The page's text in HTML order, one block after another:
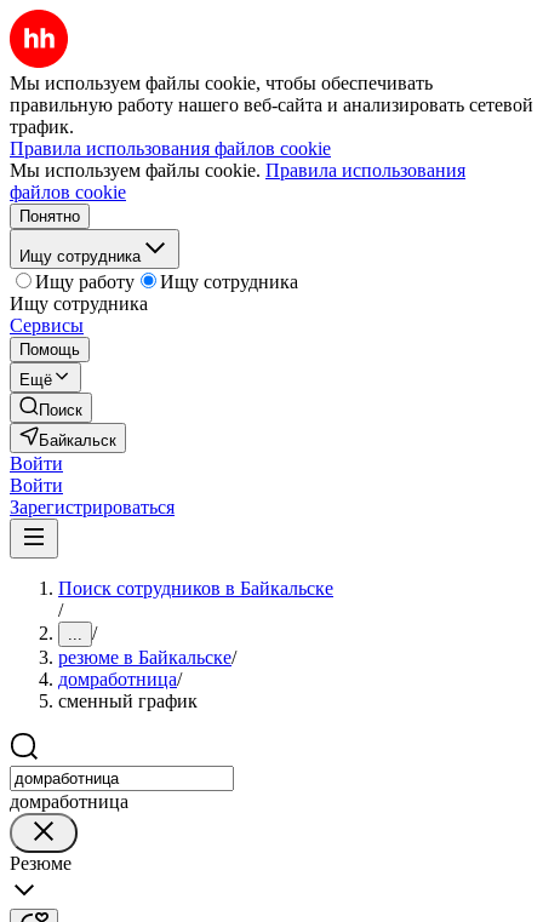
Мы используем файлы cookie, чтобы обеспечивать
правильную работу нашего веб-сайта и анализировать сетевой
трафик.
Правила использования файлов cookie
Мы используем файлы cookie. Правила использования
файлов cookie
Понятно
Ищу сотрудника
Ищу работу
Ищу сотрудника
Ищу сотрудника
Сервисы
Помощь
Ещё
Поиск
Байкальск
Войти
Войти
Зарегистрироваться
Поиск сотрудников в Байкальске
/
... /
резюме в Байкальске/
домработница/
сменный график
домработница
Резюме